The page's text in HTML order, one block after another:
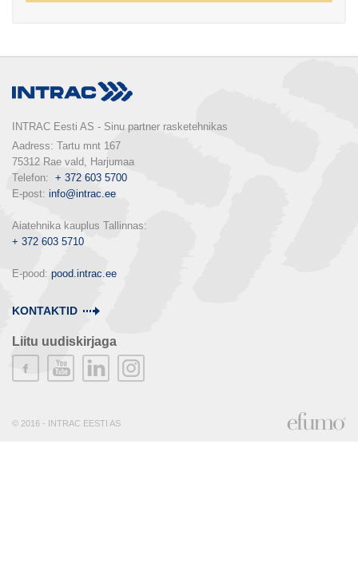
INTRAC Eesti AS - Sinu partner rasketehnikas
Aadress: Tartu mnt 167
75312 Rae vald, Harjumaa
Telefon: + 372 603 5700
E-post: info@intrac.ee
+ 372 603 5710
E-pood: pood.intrac.ee
KONTAKTID
Liitu uudiskirjaga
© 2016 - INTRAC EESTI AS